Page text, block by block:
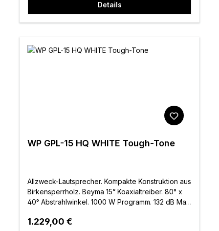
Details
WP GPL-15 HQ WHITE Tough-Tone
Allzweck-Lautsprecher. Kompakte Konstruktion aus
Birkensperrholz. Beyma 15“ Koaxialtreiber. 80° x
40° Abstrahlwinkel. 1000 W Programm. 132 dB Max
Regulärer Preis:
1.229,00 €